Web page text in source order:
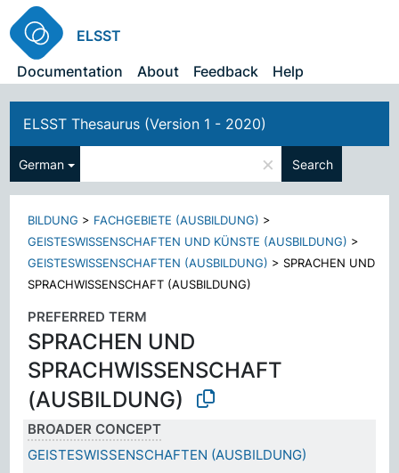
ELSST
Documentation
About Feedback Help
ELSST Thesaurus (Version 1 - 2020)
German × Search
BILDUNG > FACHGEBIETE (AUSBILDUNG) >
GEISTESWISSENSCHAFTEN UND KÜNSTE (AUSBILDUNG) >
GEISTESWISSENSCHAFTEN (AUSBILDUNG) >SPRACHEN UND
SPRACHWISSENSCHAFT (AUSBILDUNG)
PREFERRED TERM
SPRACHEN UND
SPRACHWISSENSCHAFT
(AUSBILDUNG)
BROADER CONCEPT
GEISTESWISSENSCHAFTEN (AUSBILDUNG)